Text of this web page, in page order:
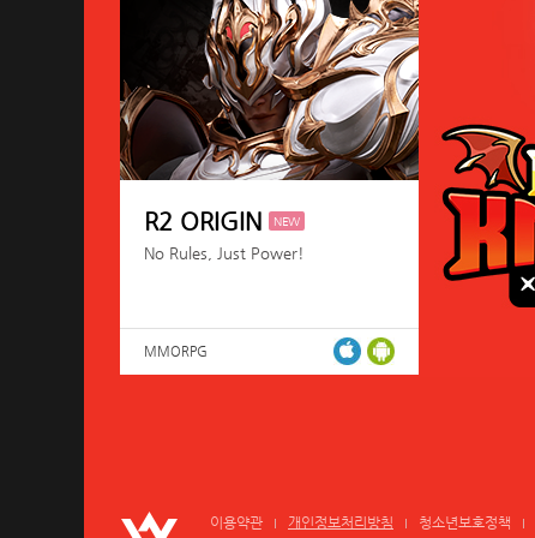
R2 ORIGIN NEW
No Rules, Just Power!
MMORPG
이용약관 개인정보처리방침 청소년보호정책